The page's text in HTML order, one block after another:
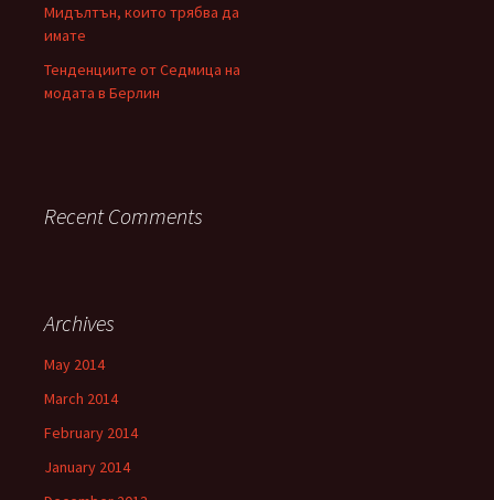
Мидълтън, които трябва да
имате
Тенденциите от Седмица на
модата в Берлин
Recent Comments
Archives
May 2014
March 2014
February 2014
January 2014